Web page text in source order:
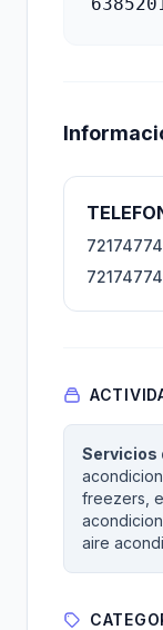
72174774
72174774
Servicios
freezers,
aire